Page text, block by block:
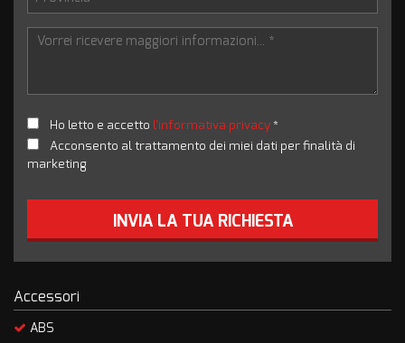
Ho letto e accetto l'informativa privacy*
Acconsento al trattamento dei miei dati per finalità di
marketing
INVIA LA TUA RICHIESTA
Accessori
ABS